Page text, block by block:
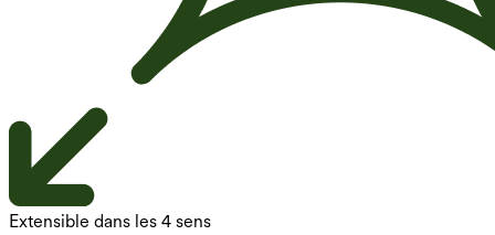
Extensible dans les 4 sens